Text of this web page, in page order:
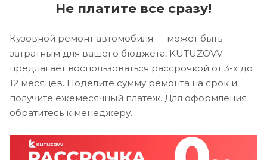
Не платите все сразу!
Кузовной ремонт автомобиля — может быть
затратным для вашего бюджета, KUTUZOVV
предлагает воспользоваться рассрочкой от 3-х до
12 месяцев. Поделите сумму ремонта на срок и
получите ежемесячный платеж. Для оформления
обратитесь к менеджеру.